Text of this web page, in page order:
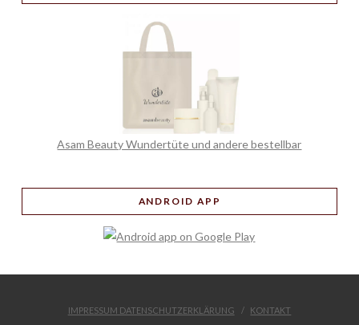
Asam Beauty Wundertüte und andere bestellbar
ANDROID APP
IMPRESSUM DATENSCHUTZERKLÄRUNG KONTAKT